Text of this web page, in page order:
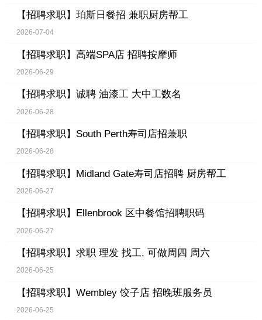
【招聘求职】 珀斯日餐招 兼职厨房帮工
2026-07-04
【招聘求职】 高端SPA店 招聘按摩师
2026-06-29
【招聘求职】 诚聘 油漆工 大中工数名
2026-06-28
【招聘求职】 South Perth寿司店招兼职
2026-06-28
【招聘求职】 Midland Gate寿司店招聘 厨房帮工
2026-06-27
【招聘求职】 Ellenbrook 区中餐馆招聘职码
2026-06-27
【招聘求职】 求职 理发 找工, 可做周四 周六
2026-06-25
【招聘求职】 Wembley 饺子店 招晚班服务员
2026-06-25